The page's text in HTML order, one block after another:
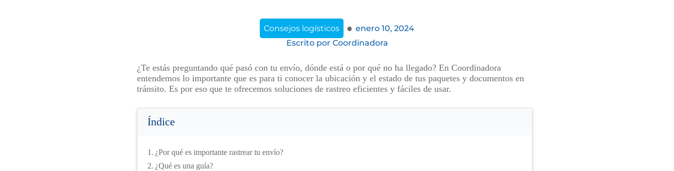
Consejos logísticos · enero 10, 2024
Escrito por Coordinadora
¿Te estás preguntando qué pasó con tu envío, dónde está o por qué no ha llegado? En Coordinadora
entendemos lo importante que es para ti conocer la ubicación y el estado de tus paquetes y documentos en
tránsito. Es por eso que te ofrecemos soluciones de rastreo eficientes y fáciles de usar.
Índice
¿Por qué es importante rastrear tu envío?
¿Qué es una guía?